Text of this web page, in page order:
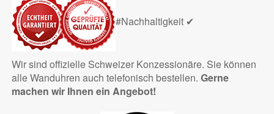
#Nachhaltigkeit ✔
Wir sind offizielle Schweizer Konzessionäre. Sie können
alle Wanduhren auch telefonisch bestellen. Gerne
machen wir Ihnen ein Angebot!